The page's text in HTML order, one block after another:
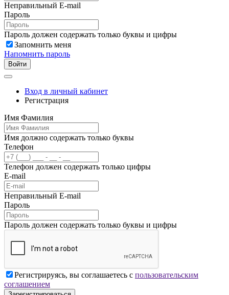
Неправильный E-mail
Пароль
Пароль должен содержать только буквы и цифры
Запомнить меня
Напомнить пароль
Войти
Вход в личный кабинет
Регистрация
Имя Фамилия
Имя должно содержать только буквы
Телефон
Телефон должен содержать только цифры
E-mail
Неправильный E-mail
Пароль
Пароль должен содержать только буквы и цифры
Регистрируясь, вы соглашаетесь с пользовательским
соглашением